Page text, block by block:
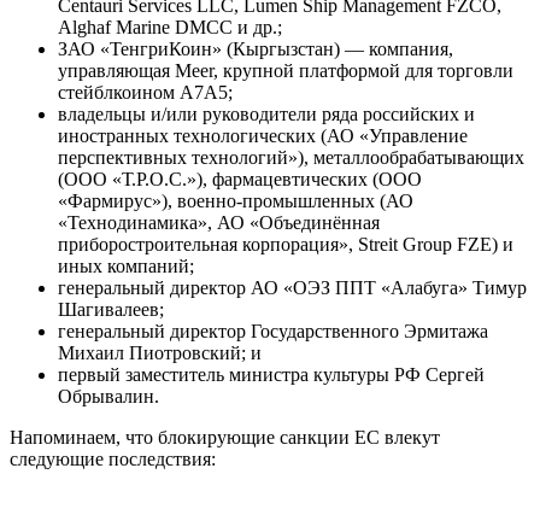
Centauri Services LLC, Lumen Ship Management FZCO,
Alghaf Marine DMCC и др.;
ЗАО «ТенгриКоин» (Кыргызстан) — компания,
управляющая Meer, крупной платформой для торговли
стейблкоином A7A5;
владельцы и/или руководители ряда российских и
иностранных технологических (АО «Управление
перспективных технологий»), металлообрабатывающих
(ООО «Т.Р.О.С.»), фармацевтических (ООО
«Фармирус»), военно-промышленных (АО
«Технодинамика», АО «Объединённая
приборостроительная корпорация», Streit Group FZE) и
иных компаний;
генеральный директор АО «ОЭЗ ППТ «Алабуга» Тимур
Шагивалеев;
генеральный директор Государственного Эрмитажа
Михаил Пиотровский; и
первый заместитель министра культуры РФ Сергей
Обрывалин.
Напоминаем, что блокирующие санкции ЕС влекут
следующие последствия: